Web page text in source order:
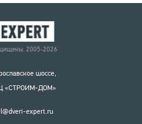
2005-2026
шоссе,
«СТРОИМ-ДОМ»
expert.ru